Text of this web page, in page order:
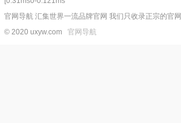
官网导航 汇集世界一流品牌官网 我们只收录正宗的官网
© 2020 uxyw.com 官网导航